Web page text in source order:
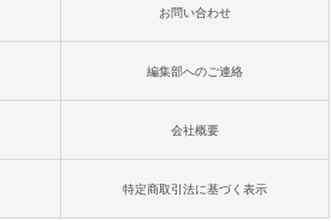
お問い合わせ
編集部へのご連絡
会社概要
特定商取引法に基づく表示